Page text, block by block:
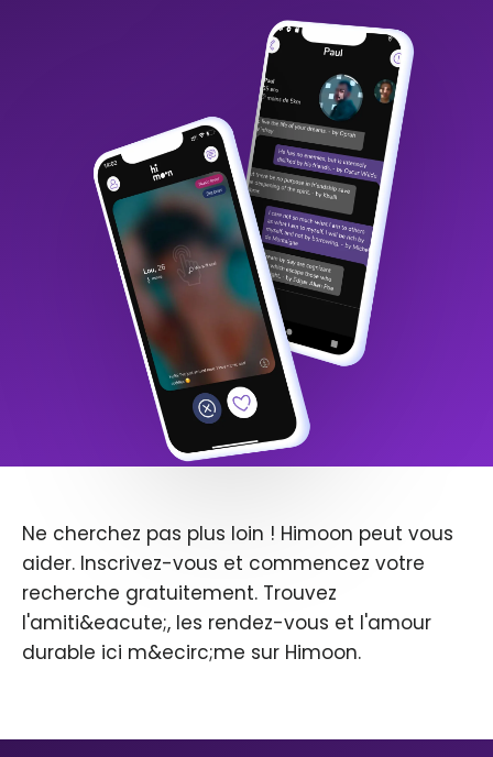
Ne cherchez pas plus loin ! Himoon peut vous
aider. Inscrivez-vous et commencez votre
recherche gratuitement. Trouvez
l'amiti&eacute;, les rendez-vous et l'amour
durable ici m&ecirc;me sur Himoon.